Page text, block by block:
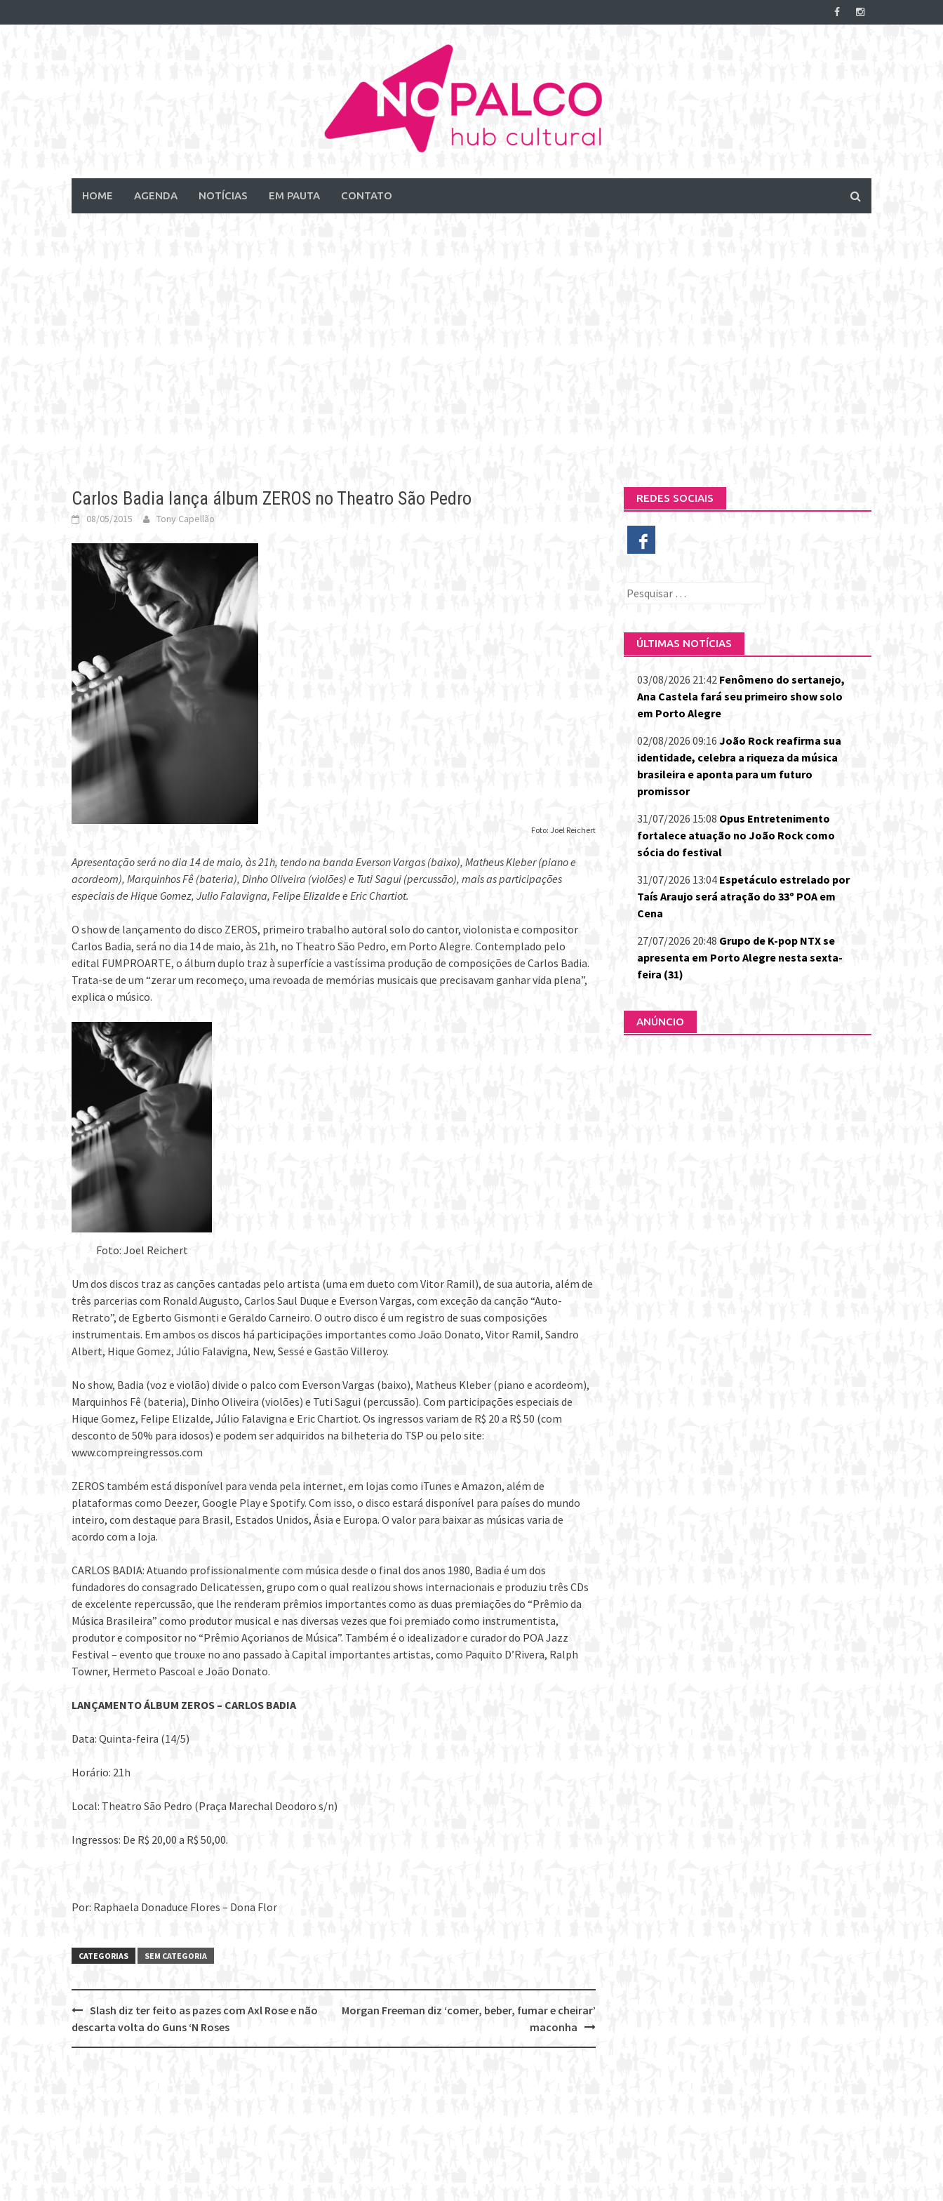
to
HOME AGENDA NOTÍCIAS EM PAUTA CONTATO
Carlos Badia lança álbum ZEROS no Theatro São Pedro
08/05/2015 Tony Capellão
Foto: Joel Reichert
Apresentação será no dia 14 de maio, às 21h, tendo na banda Everson Vargas (baixo), Matheus Kleber (piano e
acordeom), Marquinhos Fê (bateria), Dinho Oliveira (violões) e Tuti Sagui (percussão), mais as participações
especiais de Hique Gomez, Julio Falavigna, Felipe Elizalde e Eric Chartiot.
O show de lançamento do disco ZEROS, primeiro trabalho autoral solo do cantor, violonista e compositor
Carlos Badia, será no dia 14 de maio, às 21h, no Theatro São Pedro, em Porto Alegre. Contemplado pelo
edital FUMPROARTE, o álbum duplo traz à superfície a vastíssima produção de composições de Carlos Badia.
Trata-se de um “zerar um recomeço, uma revoada de memórias musicais que precisavam ganhar vida plena”,
explica o músico.
Foto: Joel Reichert
Um dos discos traz as canções cantadas pelo artista (uma em dueto com Vitor Ramil), de sua autoria, além de
três parcerias com Ronald Augusto, Carlos Saul Duque e Everson Vargas, com exceção da canção “Auto-
Retrato”, de Egberto Gismonti e Geraldo Carneiro. O outro disco é um registro de suas composições
instrumentais. Em ambos os discos há participações importantes como João Donato, Vitor Ramil, Sandro
Albert, Hique Gomez, Júlio Falavigna, New, Sessé e Gastão Villeroy.
No show, Badia (voz e violão) divide o palco com Everson Vargas (baixo), Matheus Kleber (piano e acordeom),
Marquinhos Fê (bateria), Dinho Oliveira (violões) e Tuti Sagui (percussão). Com participações especiais de
Hique Gomez, Felipe Elizalde, Júlio Falavigna e Eric Chartiot. Os ingressos variam de R$ 20 a R$ 50 (com
desconto de 50% para idosos) e podem ser adquiridos na bilheteria do TSP ou pelo site:
www.compreingressos.com
ZEROS também está disponível para venda pela internet, em lojas como iTunes e Amazon, além de
plataformas como Deezer, Google Play e Spotify. Com isso, o disco estará disponível para países do mundo
inteiro, com destaque para Brasil, Estados Unidos, Ásia e Europa. O valor para baixar as músicas varia de
acordo com a loja.
CARLOS BADIA: Atuando profissionalmente com música desde o final dos anos 1980, Badia é um dos
fundadores do consagrado Delicatessen, grupo com o qual realizou shows internacionais e produziu três CDs
de excelente repercussão, que lhe renderam prêmios importantes como as duas premiações do “Prêmio da
Música Brasileira” como produtor musical e nas diversas vezes que foi premiado como instrumentista,
produtor e compositor no “Prêmio Açorianos de Música”. Também é o idealizador e curador do POA Jazz
Festival – evento que trouxe no ano passado à Capital importantes artistas, como Paquito D’Rivera, Ralph
Towner, Hermeto Pascoal e João Donato.
LANÇAMENTO ÁLBUM ZEROS – CARLOS BADIA
Data: Quinta-feira (14/5)
Horário: 21h
Local: Theatro São Pedro (Praça Marechal Deodoro s/n)
Ingressos: De R$ 20,00 a R$ 50,00.
Por: Raphaela Donaduce Flores – Dona Flor
CATEGORIAS SEM CATEGORIA
Post
navigation
Morgan Freeman diz ‘comer, beber, fumar e cheirar’
maconha
Slash diz ter feito as pazes com Axl Rose e não
descarta volta do Guns ‘N Roses
REDES SOCIAIS
Pesquisar
ÚLTIMAS NOTÍCIAS
03/08/2026 21:42 Fenômeno do sertanejo,
Ana Castela fará seu primeiro show solo
em Porto Alegre
02/08/2026 09:16 João Rock reafirma sua
identidade, celebra a riqueza da música
brasileira e aponta para um futuro
promissor
31/07/2026 15:08 Opus Entretenimento
fortalece atuação no João Rock como
sócia do festival
31/07/2026 13:04 Espetáculo estrelado por
Taís Araujo será atração do 33º POA em
Cena
27/07/2026 20:48 Grupo de K-pop NTX se
apresenta em Porto Alegre nesta sexta-
feira (31)
ANÚNCIO